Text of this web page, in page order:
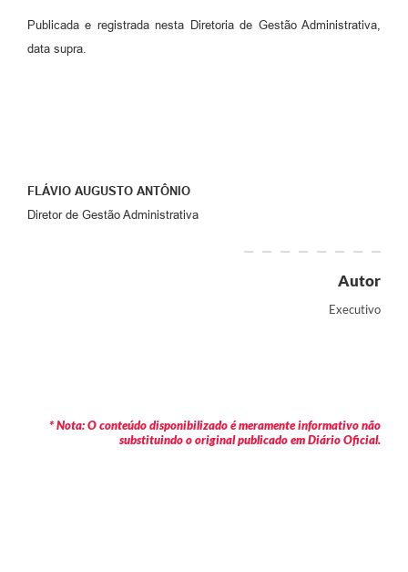
Publicada e registrada nesta Diretoria de Gestão Administrativa,
data supra.
FLÁVIO AUGUSTO ANTÔNIO
Diretor de Gestão Administrativa
Autor
Executivo
* Nota: O conteúdo disponibilizado é meramente informativo não
substituindo o original publicado em Diário Oficial.